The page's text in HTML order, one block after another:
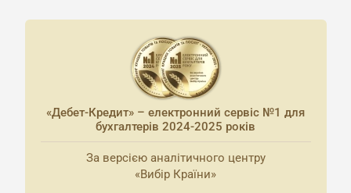
«Дебет-Кредит» – електронний сервіс №1 для
бухгалтерів 2024-2025 років
За версією аналітичного центру
«Вибір Країни»